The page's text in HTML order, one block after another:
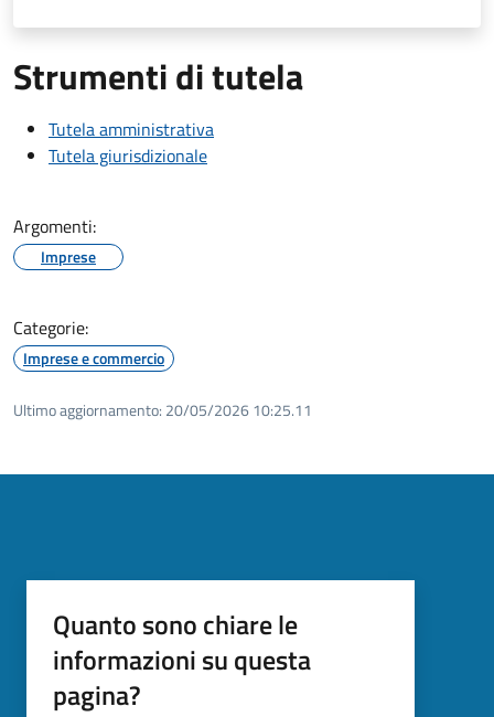
Strumenti di tutela
Tutela amministrativa
Tutela giurisdizionale
Argomenti:
Imprese
Categorie:
Imprese e commercio
Ultimo aggiornamento: 20/05/2026 10:25.11
Quanto sono chiare le
informazioni su questa
pagina?